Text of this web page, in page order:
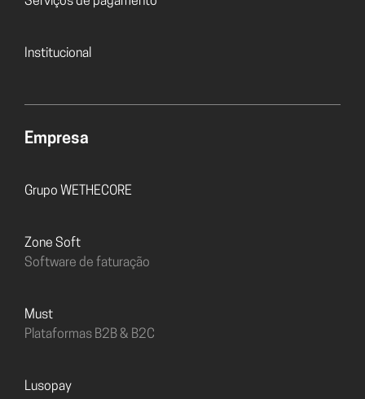
Institucional
Empresa
Grupo WETHECORE
Zone Soft
Software de faturação
must
Plataformas B2B & B2C
Lusopay